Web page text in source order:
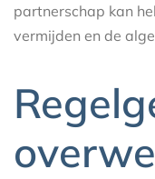
partnerschap kan
vermijden en de